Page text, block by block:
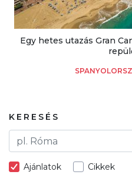
Egy hetes utazás Gran
KERESÉS
Ajánlatok Cikkek